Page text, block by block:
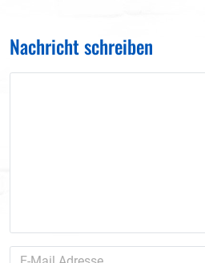
Nachricht schreiben